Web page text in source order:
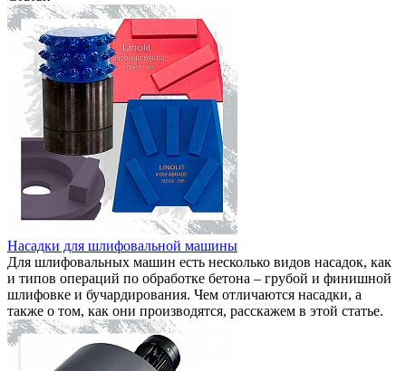
Насадки для шлифовальной машины
Для шлифовальных машин есть несколько видов насадок, как
и типов операций по обработке бетона – грубой и финишной
шлифовке и бучардирования. Чем отличаются насадки, а
также о том, как они производятся, расскажем в этой статье.